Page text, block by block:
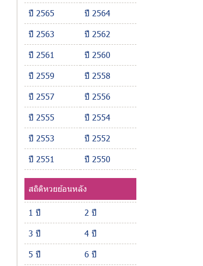
ปี 2565
ปี 2564
ปี 2563
ปี 2562
ปี 2561
ปี 2560
ปี 2559
ปี 2558
ปี 2557
ปี 2556
ปี 2555
ปี 2554
ปี 2553
ปี 2552
ปี 2551
ปี 2550
สถิติหวยย้อนหลัง
1 ปี
2 ปี
3 ปี
4 ปี
5 ปี
6 ปี